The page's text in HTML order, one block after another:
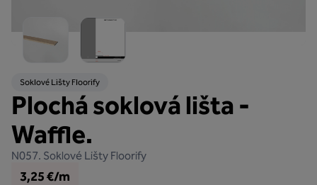
Soklové Lišty Floorify
Plochá soklová lišta -
Waffle.
N057. Soklové Lišty Floorify
3,25 €/m